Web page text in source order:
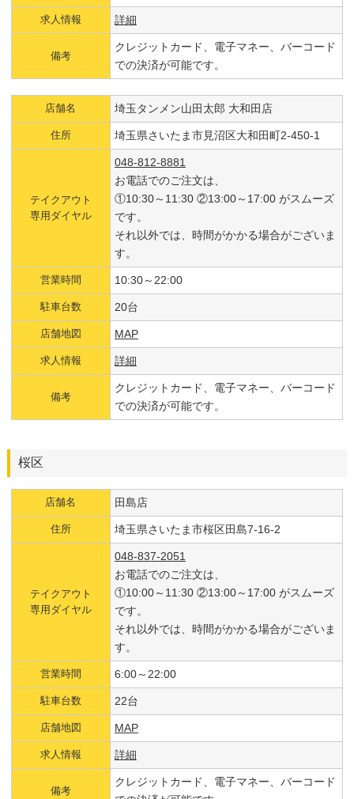
求人情報 詳細
備考
クレジットカード、電子マネー、バーコード
での決済が可能です。
店舗名 埼玉タンメン山田太郎 大和田店
住所 埼玉県さいたま市見沼区大和田町2-450-1
テイクアウト
専用ダイヤル
048-812-8881
お電話でのご注文は、
①10:30～11:30 ②13:00～17:00 がスムーズ
です。
それ以外では、時間がかかる場合がございま
す。
営業時間 10:30～22:00
駐車台数 20台
店舗地図 MAP
求人情報 詳細
備考
クレジットカード、電子マネー、バーコード
での決済が可能です。
桜区
店舗名 田島店
住所 埼玉県さいたま市桜区田島7-16-2
テイクアウト
専用ダイヤル
048-837-2051
お電話でのご注文は、
①10:00～11:30 ②13:00～17:00 がスムーズ
です。
それ以外では、時間がかかる場合がございま
す。
営業時間 6:00～22:00
駐車台数 22台
店舗地図 MAP
求人情報 詳細
備考
クレジットカード、電子マネー、バーコード